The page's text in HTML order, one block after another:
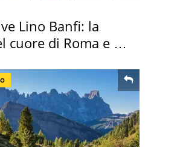
Lino Banfi: la
cuore di Roma e i